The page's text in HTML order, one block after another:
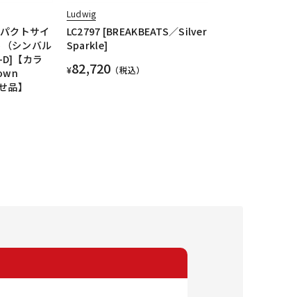
クトサイ
シンバル
【カラ
】
Ludwig
LC2797 [BREAKBEATS／Silver
Sparkle]
¥82,720 （税込）